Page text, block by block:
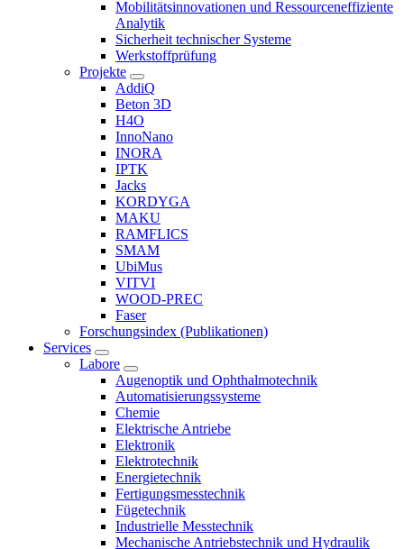
Mobilitätsinnovationen und Ressourceneffiziente
Analytik
Sicherheit technischer Systeme
Werkstoffprüfung
Projekte
AddiQ
Beton 3D
H4O
InnoNano
INORA
IPTK
Jacks
KORDYGA
MAKU
RAMFLICS
SMAM
UbiMus
VITVI
WOOD-PREC
Faser
Forschungsindex (Publikationen)
Services
Labore
Augenoptik und Ophthalmotechnik
Automatisierungssysteme
Chemie
Elektrische Antriebe
Elektronik
Elektrotechnik
Energietechnik
Fertigungsmesstechnik
Fügetechnik
Industrielle Messtechnik
Mechanische Antriebstechnik und Hydraulik